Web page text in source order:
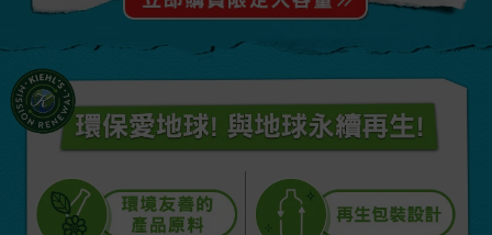
環保愛地球! 與地球永續再生!
環境友善的
產品原料
再生包裝設計​